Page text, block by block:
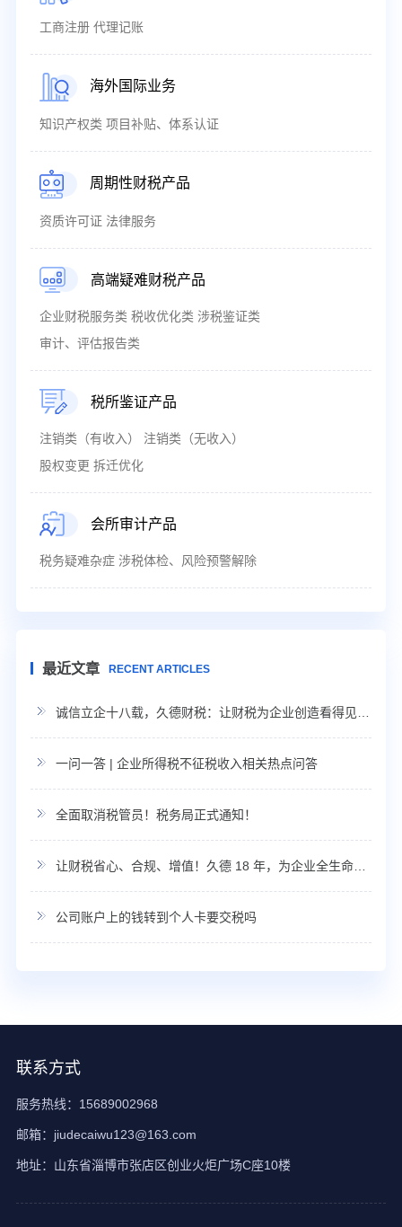
工商注册 代理记账
海外国际业务
知识产权类 项目补贴、体系认证
周期性财税产品
资质许可证 法律服务
高端疑难财税产品
企业财税服务类 税收优化类 涉税鉴证类
审计、评估报告类
税所鉴证产品
注销类（有收入） 注销类（无收入）
股权变更 拆迁优化
会所审计产品
税务疑难杂症 涉税体检、风险预警解除
最近文章 RECENT ARTICLES
一问一答 | 企业所得税不征税收入相关热点问答
全面取消税管员！税务局正式通知！
让财税省心、合规、增值！久德 18 年，为企业全生命周期保驾护航！
公司账户上的钱转到个人卡要交税吗
联系方式
服务热线：15689002968
邮箱：jiudecaiwu123@163.com
地址：山东省淄博市张店区创业火炬广场C座10楼